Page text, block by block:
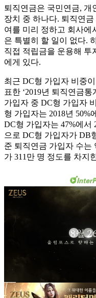
퇴직연금은 국민연금, 개
장치 중 하나다. 퇴직연
여를 미리 정하고 회사에
은 특별히 할 일이 없다.
직접 적립금을 운용해 투
에게 있다.
최근 DC형 가입자 비중
표한 ‘2019년 퇴직연금
가입자 중 DC형 가입자
형 가입자는 2018년 50%
DC형 가입자는 47%에서
으로 DC형 가입자가 DB
준 퇴직연금 가입자 수는
가 311만 명 정도를 차지